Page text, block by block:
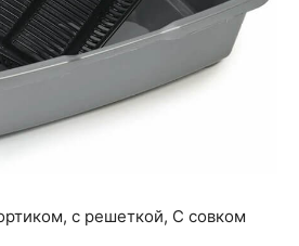
с решеткой, С совком